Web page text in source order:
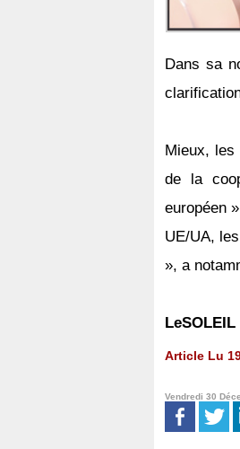
Dans sa
Mieux, les
de la
européen
UE/UA,
», a
LeSOLEIL
Article Lu
Vendredi 30